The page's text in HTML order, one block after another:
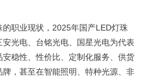
职业现状，2025年国产LED灯珠
光电、台铭光电、国星光电为代表
稳性、性价比、定制化服务、供货
，甚至在智能照明、特种光源、非